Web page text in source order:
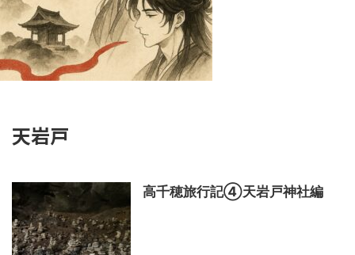
天岩戸
高千穂旅行記④天岩戸神社編